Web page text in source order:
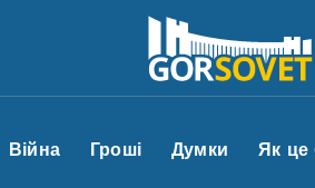
Війна Гроші Думки Як це